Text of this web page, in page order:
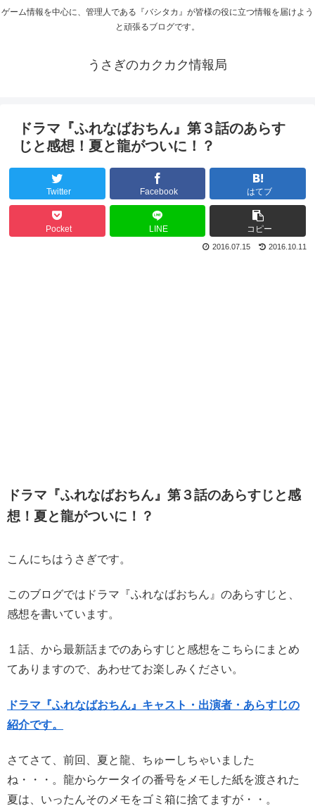
ゲーム情報を中心に、管理人である『バシタカ』が皆様の役に立つ情報を届けよう
と頑張るブログです。
うさぎのカクカク情報局
ドラマ『ふれなばおちん』第３話のあらす
じと感想！夏と龍がついに！？
Twitter Facebook はてブ
Pocket LINE コピー
2016.10.11
2016.07.15
ドラマ『ふれなばおちん』第３話のあらすじと感
想！夏と龍がついに！？
こんにちはうさぎです。
このブログではドラマ『ふれなばおちん』のあらすじと、
感想を書いています。
１話、から最新話までのあらすじと感想をこちらにまとめ
てありますので、あわせてお楽しみください。
ドラマ『ふれなばおちん』キャスト・出演者・あらすじの
紹介です。
さてさて、前回、夏と龍、ちゅーしちゃいました
ね・・・。龍からケータイの番号をメモした紙を渡された
夏は、いったんそのメモをゴミ箱に捨てますが・・。